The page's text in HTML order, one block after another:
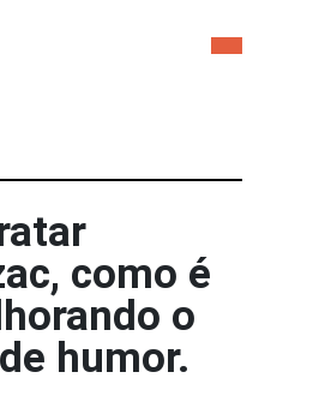
como é
o
humor.